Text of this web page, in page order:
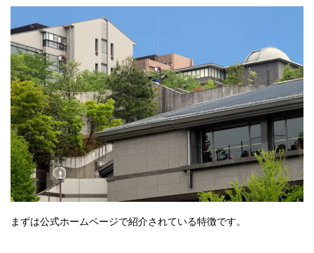
まずは公式ホームページで紹介されている特徴です。